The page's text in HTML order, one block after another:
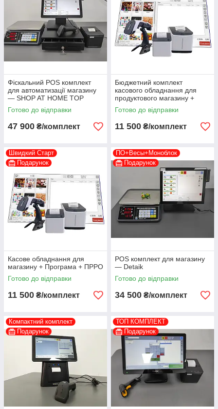
Фіскальний POS комплект
для автоматизації магазину
— SHOP AT HOME TOP
Готово до відправки
47 900 ₴/комплект
Бюджетний комплект
касового обладнання для
продуктового магазину +
Програма + ПРРО
Готово до відправки
11 500 ₴/комплект
Швидкий Старт
Подарунок
Касове обладнання для
магазину + Програма + ПРРО
Готово до відправки
11 500 ₴/комплект
ПО+Весы+Моноблок
Подарунок
POS комплект для магазину
— Detaik
Готово до відправки
34 500 ₴/комплект
Компактний комплект
Подарунок
ТОП КОМПЛЕКТ
Подарунок